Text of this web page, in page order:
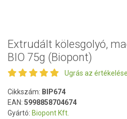
Extrudált kölesgolyó,
BIO 75g (Biopont)
Ugrás az
Cikkszám: BIP674
EAN: 5998858704674
Gyártó: Biopont Kft.